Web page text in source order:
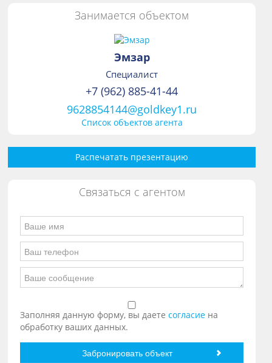
Занимается объектом
Эмзар
Специалист
+7 (962) 885-41-44
9628854144@goldkey1.ru
Список объектов агента
Распечатать презентацию
Связаться с агентом
Заполняя данную форму, вы даетесогласие на
обработку ваших данных.